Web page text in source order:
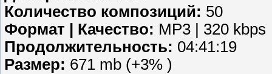
Количество композиций: 50
Формат | Качество: MP3 | 320 kbps
Продолжительность: 04:41:19
Размер: 671 mb (+3% )